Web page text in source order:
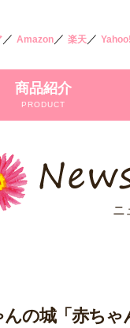
／ Amazon／ 楽天／ Yahoo!
商品紹介
PRODUCT
ニ
の城「赤ちゃ